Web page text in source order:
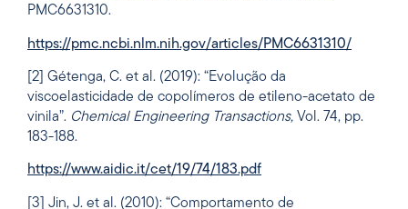
PMC6631310.
https://pmc.ncbi.nlm.nih.gov/articles/PMC6631310/
[2] Gétenga, C. et al. (2019): “Evolução da
viscoelasticidade de copolímeros de etileno-acetato de
vinila”. Chemical Engineering Transactions, Vol. 74, pp.
183-188.
https://www.aidic.it/cet/19/74/183.pdf
[3] Jin, J. et al. (2010): “Comportamento de